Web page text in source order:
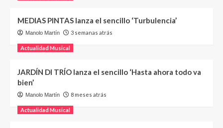
MEDIAS PINTAS lanza el sencillo ‘Turbulencia’
Manolo Martín 3 semanas atrás
Actualidad Musical
JARDÍN DI TRÍO lanza el sencillo ‘Hasta ahora todo va
bien’
Manolo Martín 8 meses atrás
Actualidad Musical